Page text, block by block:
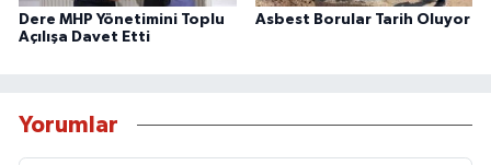
Dere MHP Yönetimini Toplu
Açılışa Davet Etti
Asbest Borular Tarih Oluyor
Yorumlar